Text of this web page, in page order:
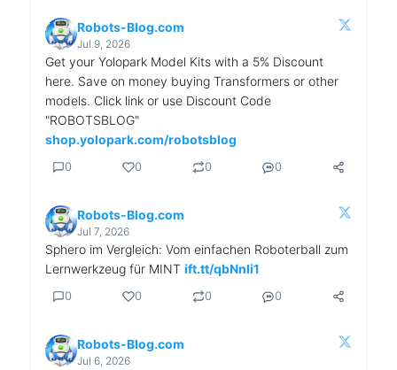
Robots-Blog.com
Jul 9, 2026
Get your Yolopark Model Kits with a 5% Discount
here. Save on money buying Transformers or other
models. Click link or use Discount Code
"ROBOTSBLOG"
shop.yolopark.com/robotsblog
0 0 0 0
Robots-Blog.com
Jul 7, 2026
Sphero im Vergleich: Vom einfachen Roboterball zum
Lernwerkzeug für MINTift.tt/qbNnli1
0 0 0 0
Robots-Blog.com
Jul 6, 2026